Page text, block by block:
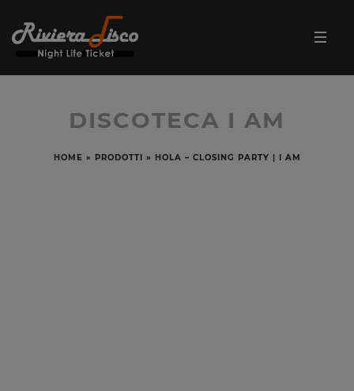
DISCOTECA I AM
HOME » PRODOTTI » HOLA – CLOSING PARTY | I AM